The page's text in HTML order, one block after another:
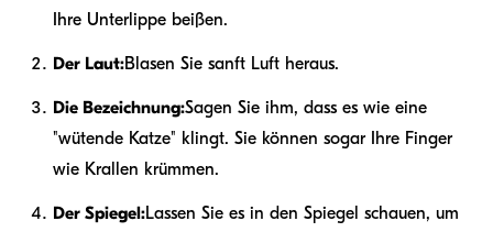
Ihre Unterlippe beißen.
Der Laut:Blasen Sie sanft Luft heraus.
Die Bezeichnung:Sagen Sie ihm, dass es wie eine
"wütende Katze" klingt. Sie können sogar Ihre Finger
wie Krallen krümmen.
Der Spiegel:Lassen Sie es in den Spiegel schauen, um